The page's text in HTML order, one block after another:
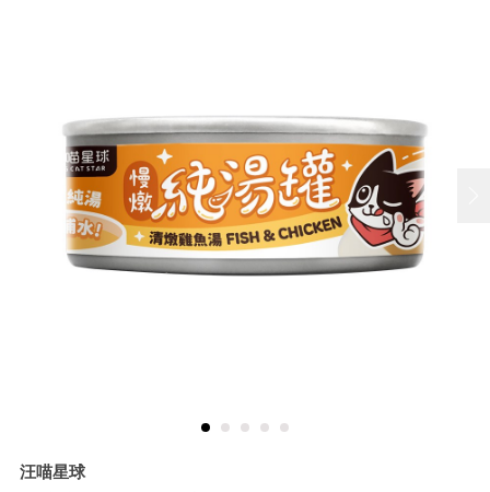
汪喵星球